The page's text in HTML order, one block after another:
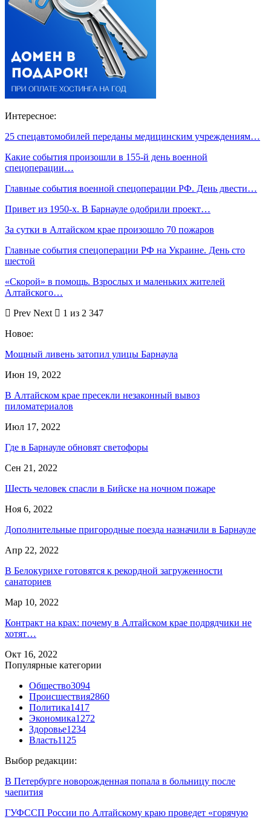
Интересное:
25 спецавтомобилей переданы медицинским учреждениям…
Какие события произошли в 155-й день военной
спецоперации…
Главные события военной спецоперации РФ. День двести…
Привет из 1950-х. В Барнауле одобрили проект…
За сутки в Алтайском крае произошло 70 пожаров
Главные события спецоперации РФ на Украине. День сто
шестой
«Скорой» в помощь. Взрослых и маленьких жителей
Алтайского…
Prev Next
1 из 2 347
Новое:
Мощный ливень затопил улицы Барнаула
Июн 19, 2022
В Алтайском крае пресекли незаконный вывоз
пиломатериалов
Июл 17, 2022
Где в Барнауле обновят светофоры
Сен 21, 2022
Шесть человек спасли в Бийске на ночном пожаре
Ноя 6, 2022
Дополнительные пригородные поезда назначили в Барнауле
Апр 22, 2022
В Белокурихе готовятся к рекордной загруженности
санаториев
Мар 10, 2022
Контракт на крах: почему в Алтайском крае подрядчики не
хотят…
Окт 16, 2022
Популярные категории
Общество3094
Происшествия2860
Политика1417
Экономика1272
Здоровье1234
Власть1125
Выбор редакции:
В Петербурге новорожденная попала в больницу после
чаепития
ГУФССП России по Алтайскому краю проведет «горячую